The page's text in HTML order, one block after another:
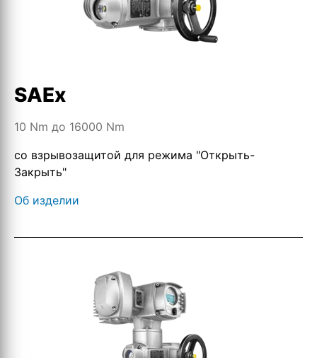
SAEx
10 Nm до 16000 Nm
со взрывозащитой для режима "Открыть-
Закрыть"
Об изделии